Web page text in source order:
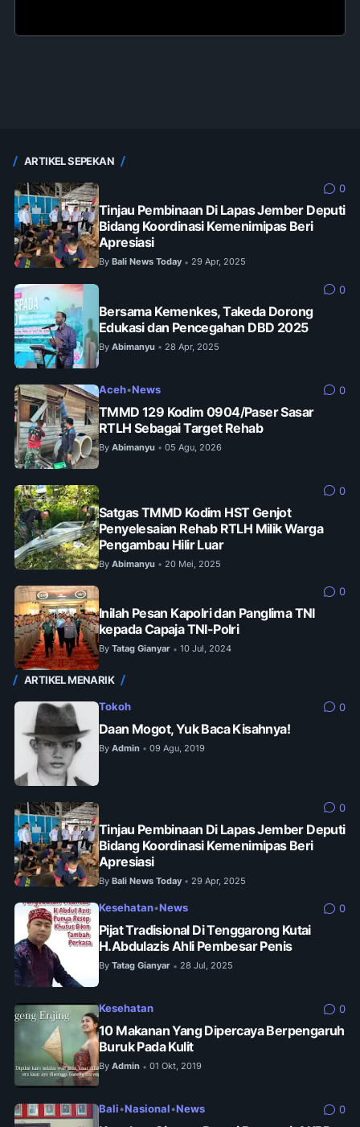
ARTIKEL SEPEKAN
0
Tinjau Pembinaan Di Lapas Jember Deputi
Bidang Koordinasi Kemenimipas Beri
Apresiasi
By Bali News Today • 29 Apr, 2025
0
Bersama Kemenkes, Takeda Dorong
Edukasi dan Pencegahan DBD 2025
By Abimanyu • 28 Apr, 2025
Aceh•News 0
TMMD 129 Kodim 0904/Paser Sasar
RTLH Sebagai Target Rehab
By Abimanyu • 05 Agu, 2026
0
Satgas TMMD Kodim HST Genjot
Penyelesaian Rehab RTLH Milik Warga
Pengambau Hilir Luar
By Abimanyu • 20 Mei, 2025
0
Inilah Pesan Kapolri dan Panglima TNI
kepada Capaja TNI-Polri
By Tatag Gianyar • 10 Jul, 2024
ARTIKEL MENARIK
Tokoh 0
Daan Mogot, Yuk Baca Kisahnya!
By Admin • 09 Agu, 2019
0
Tinjau Pembinaan Di Lapas Jember Deputi
Bidang Koordinasi Kemenimipas Beri
Apresiasi
By Bali News Today • 29 Apr, 2025
Kesehatan•News 0
Pijat Tradisional Di Tenggarong Kutai
H.Abdulazis Ahli Pembesar Penis
By Tatag Gianyar • 28 Jul, 2025
Kesehatan 0
10 Makanan Yang Dipercaya Berpengaruh
Buruk Pada Kulit
By Admin • 01 Okt, 2019
Bali•Nasional•News 0